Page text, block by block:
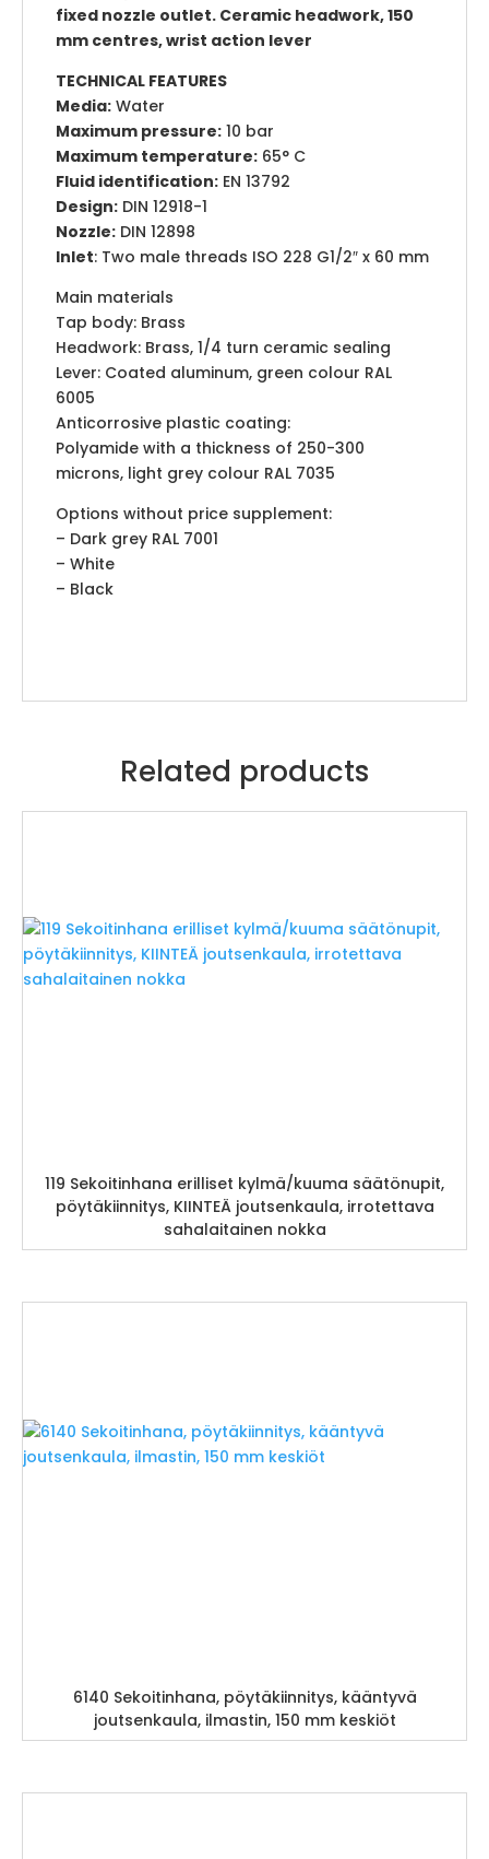
fixed nozzle outlet. Ceramic headwork, 150
mm centres, wrist action lever
TECHNICAL FEATURES
Media: Water
Maximum pressure: 10 bar
Maximum temperature: 65° C
Fluid identification: EN 13792
Design: DIN 12918-1
Nozzle: DIN 12898
Inlet: Two male threads ISO 228 G1/2″ x 60 mm
Main materials
Tap body: Brass
Headwork: Brass, 1/4 turn ceramic sealing
Lever: Coated aluminum, green colour RAL
6005
Anticorrosive plastic coating:
Polyamide with a thickness of 250-300
microns, light grey colour RAL 7035
Options without price supplement:
– Dark grey RAL 7001
– White
– Black
Related products
119 Sekoitinhana erilliset kylmä/kuuma säätönupit,
pöytäkiinnitys, KIINTEÄ joutsenkaula, irrotettava
sahalaitainen nokka
6140 Sekoitinhana, pöytäkiinnitys, kääntyvä
joutsenkaula, ilmastin, 150 mm keskiöt